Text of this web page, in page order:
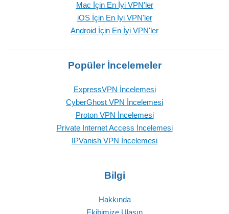
Mac İçin En İyi VPN'ler
iOS İçin En İyi VPN'ler
Android İçin En İyi VPN'ler
Popüler İncelemeler
ExpressVPN İncelemesi
CyberGhost VPN İncelemesi
Proton VPN İncelemesi
Private Internet Access İncelemesi
IPVanish VPN İncelemesi
Bilgi
Hakkında
Ekibimize Ulaşın